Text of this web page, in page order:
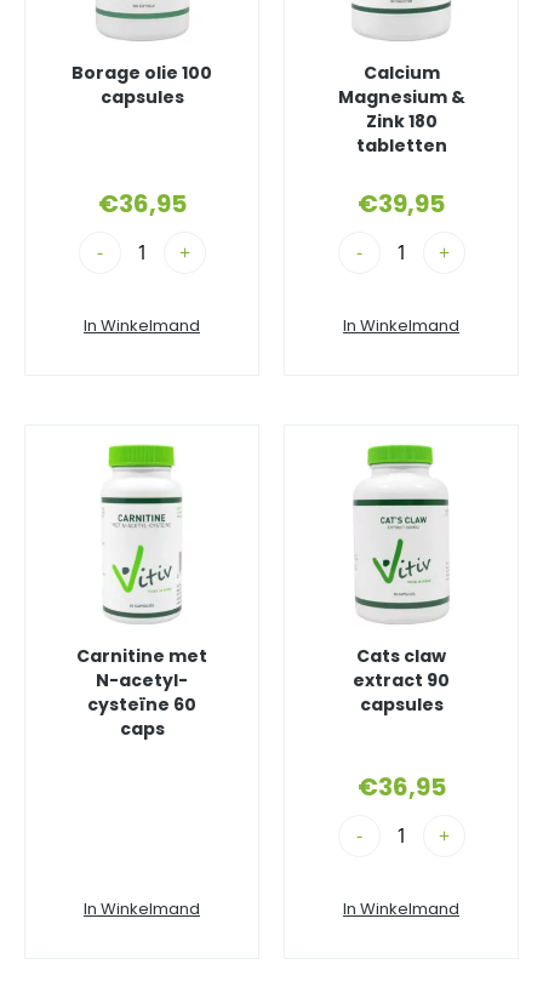
Borage olie 100
capsules
€36,95
- +
In Winkelmand
Calcium
Magnesium &
Zink 180
tabletten
€39,95
- +
In Winkelmand
Carnitine met
N-acetyl-
cysteïne 60
caps
In Winkelmand
Cats claw
extract 90
capsules
€36,95
- +
In Winkelmand